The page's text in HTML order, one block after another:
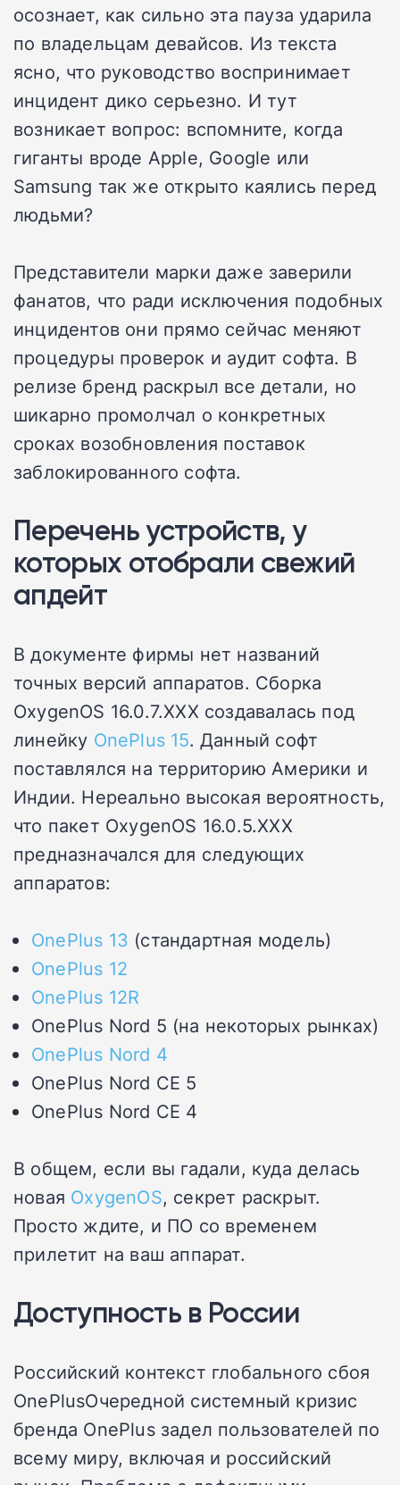
осознает, как сильно эта пауза ударила
по владельцам девайсов. Из текста
ясно, что руководство воспринимает
инцидент дико серьезно. И тут
возникает вопрос: вспомните, когда
гиганты вроде Apple, Google или
Samsung так же открыто каялись перед
людьми?
Представители марки даже заверили
фанатов, что ради исключения подобных
инцидентов они прямо сейчас меняют
процедуры проверок и аудит софта. В
релизе бренд раскрыл все детали, но
шикарно промолчал о конкретных
сроках возобновления поставок
заблокированного софта.
Перечень устройств, у
которых отобрали свежий
апдейт
В документе фирмы нет названий
точных версий аппаратов. Сборка
OxygenOS 16.0.7.XXX создавалась под
линейку OnePlus 15. Данный софт
поставлялся на территорию Америки и
Индии. Нереально высокая вероятность,
что пакет OxygenOS 16.0.5.XXX
предназначался для следующих
аппаратов:
OnePlus 13 (стандартная модель)
OnePlus 12
OnePlus 12R
OnePlus Nord 5 (на некоторых рынках)
OnePlus Nord 4
OnePlus Nord CE 5
OnePlus Nord CE 4
В общем, если вы гадали, куда делась
новая OxygenOS, секрет раскрыт.
Просто ждите, и ПО со временем
прилетит на ваш аппарат.
Доступность в России
Российский контекст глобального сбоя
OnePlusОчередной системный кризис
бренда OnePlus задел пользователей по
всему миру, включая и российский